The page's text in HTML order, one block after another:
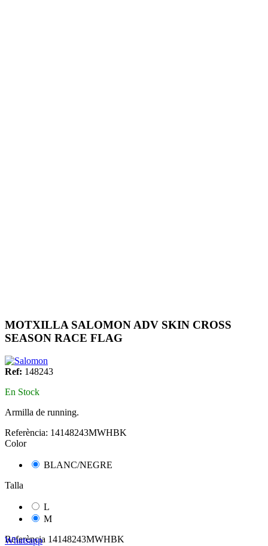
Whatsapp
MOTXILLA SALOMON ADV SKIN CROSS
SEASON RACE FLAG
Ref: 148243
En Stock
Armilla de running.
Referència: 14148243MWHBK
Color
BLANC/NEGRE
Talla
L
M
Referència 14148243MWHBK